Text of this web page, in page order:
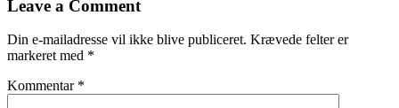
Leave a Comment
Din e-mailadresse vil ikke blive publiceret. Krævede felter er
markeret med *
Kommentar *